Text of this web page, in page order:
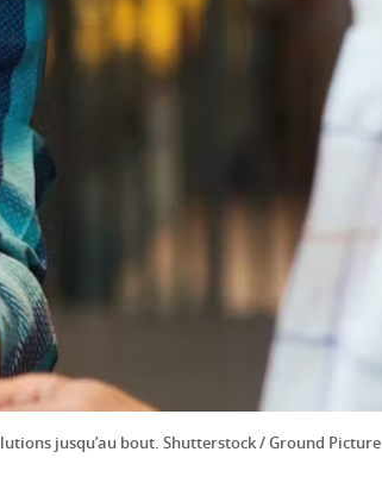
jusqu’au bout. Shutterstock / Ground Picture